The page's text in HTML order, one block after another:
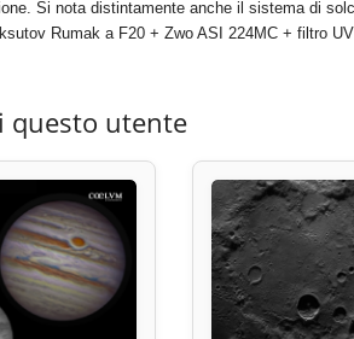
Si nota distintamente anche il sistema di
Rumak a F20 + Zwo ASI 224MC + filtro
questo utente